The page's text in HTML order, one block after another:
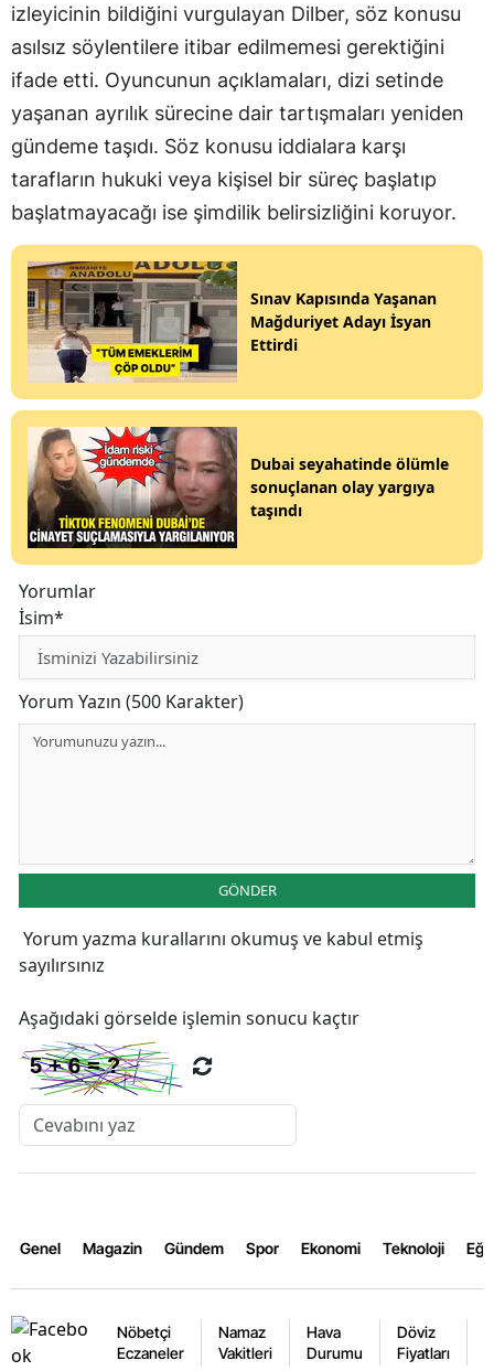
izleyicinin bildiğini vurgulayan Dilber, söz konusu
asılsız söylentilere itibar edilmemesi gerektiğini
ifade etti. Oyuncunun açıklamaları, dizi setinde
yaşanan ayrılık sürecine dair tartışmaları yeniden
gündeme taşıdı. Söz konusu iddialara karşı
tarafların hukuki veya kişisel bir süreç başlatıp
başlatmayacağı ise şimdilik belirsizliğini koruyor.
Sınav Kapısında Yaşanan
Mağduriyet Adayı İsyan
Ettirdi
Dubai seyahatinde ölümle
sonuçlanan olay yargıya
taşındı
Yorumlar
İsim*
Yorum Yazın (500 Karakter)
GÖNDER
Yorum yazma kurallarını okumuş ve kabul etmiş
sayılırsınız
Aşağıdaki görselde işlemin sonucu kaçtır
Genel Magazin Gündem Spor Ekonomi Teknoloji
Nöbetçi
Eczaneler
Namaz
Vakitleri
Hava
Durumu
Döviz
Fiyatları